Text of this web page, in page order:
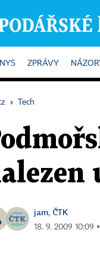
ZPRÁVY
› Tech
jam, ČTK
18. 9. 2009 10:09